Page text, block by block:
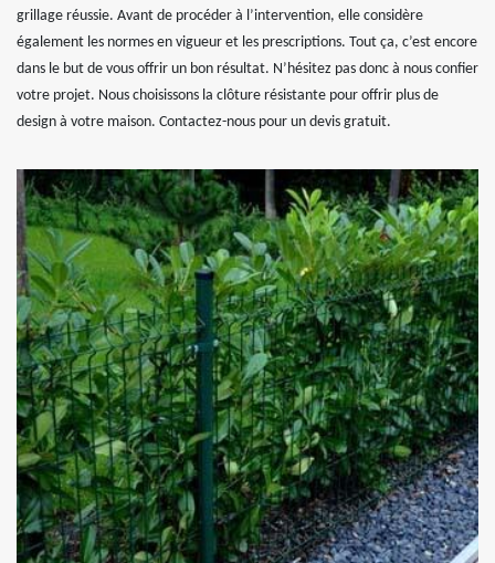
grillage réussie. Avant de procéder à l’intervention, elle considère
également les normes en vigueur et les prescriptions. Tout ça, c’est encore
dans le but de vous offrir un bon résultat. N’hésitez pas donc à nous confier
votre projet. Nous choisissons la clôture résistante pour offrir plus de
design à votre maison. Contactez-nous pour un devis gratuit.